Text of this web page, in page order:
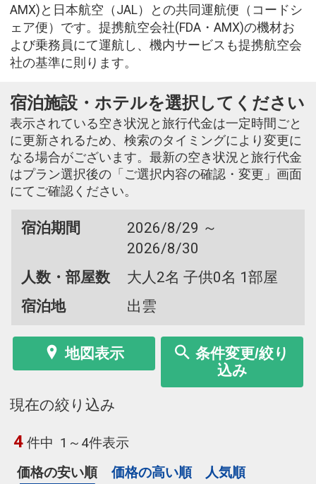
AMX)と日本航空（JAL）との共同運航便（コードシ
ェア便）です。提携航空会社(FDA・AMX)の機材お
よび乗務員にて運航し、機内サービスも提携航空会
社の基準に則ります。
宿泊施設・ホテルを選択してください
表示されている空き状況と旅行代金は一定時間ごと
に更新されるため、検索のタイミングにより変更に
なる場合がございます。最新の空き状況と旅行代金
はプラン選択後の「ご選択内容の確認・変更」画面
にてご確認ください。
宿泊期間
2026/8/29 ～
2026/8/30
人数・部屋数
大人2名 子供0名 1部屋
宿泊地
出雲
地図表示
条件変更/絞り
込み
現在の絞り込み
4 件中 1～4件表示
価格の安い順
価格の高い順 人気順